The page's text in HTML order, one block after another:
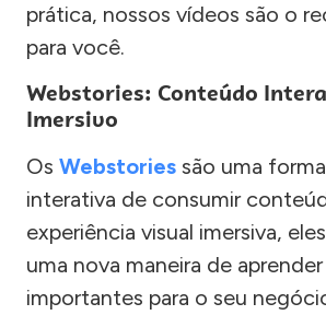
prática, nossos vídeos são o
para você.
Webstories: Conteúdo
Imersivo
Os Webstories são uma
interativa de consumir
experiência visual imersiva,
uma nova maneira de
importantes para o seu